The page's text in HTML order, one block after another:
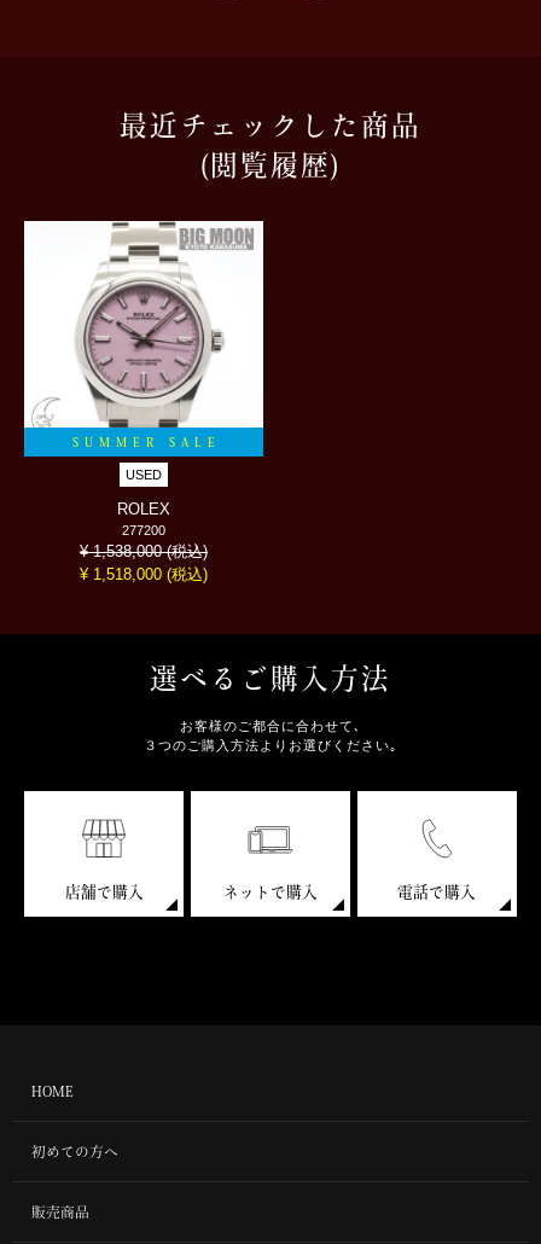
最近チェックした商品
(閲覧履歴)
SUMMER SALE
USED
ROLEX
277200
¥ 1,538,000(税込)
¥ 1,518,000 (税込)
選べるご購入方法
お客様のご都合に合わせて､
３つのご購入方法よりお選びください｡
店舗で購入 ネットで購入 電話で購入
HOME
初めての方へ
販売商品